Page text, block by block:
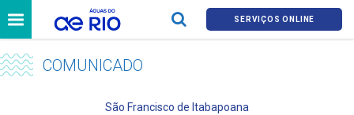
SERVIÇOS ONLINE
COMUNICADO
São Francisco de Itabapoana